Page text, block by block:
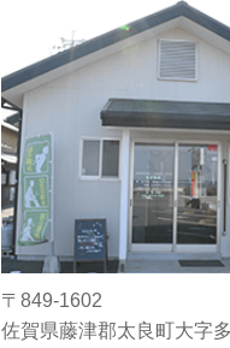
〒849-1602
佐賀県藤津郡太良町大字